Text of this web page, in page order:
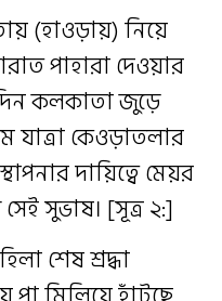
(হাওড়ায়) নিয়ে
পাহারা দেওয়ার
কলকাতা জুড়ে
যাত্রা কেওড়াতলার
দায়িত্বে মেয়র
সুভাষ। [সূত্র ২:]
শেষ শ্রদ্ধা